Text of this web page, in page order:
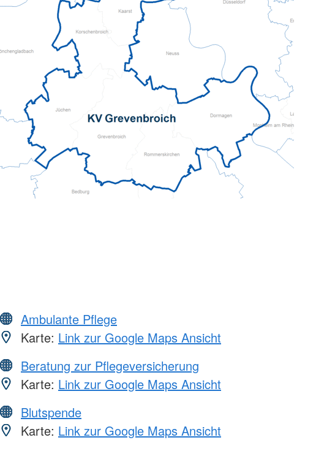
Ambulante Pflege
Karte: Link zur Google Maps Ansicht
Beratung zur Pflegeversicherung
Karte: Link zur Google Maps Ansicht
Blutspende
Karte: Link zur Google Maps Ansicht